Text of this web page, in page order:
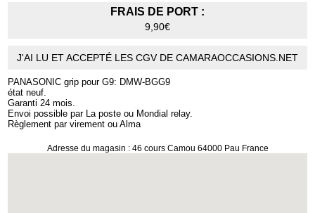
FRAIS DE PORT :
9,90€
J'AI LU ET ACCEPTÉ LES CGV DE CAMARAOCCASIONS.NET
PANASONIC grip pour G9: DMW-BGG9
état neuf.
Garanti 24 mois.
Envoi possible par La poste ou Mondial relay.
Règlement par virement ou Alma
Adresse du magasin : 46 cours Camou 64000 Pau France